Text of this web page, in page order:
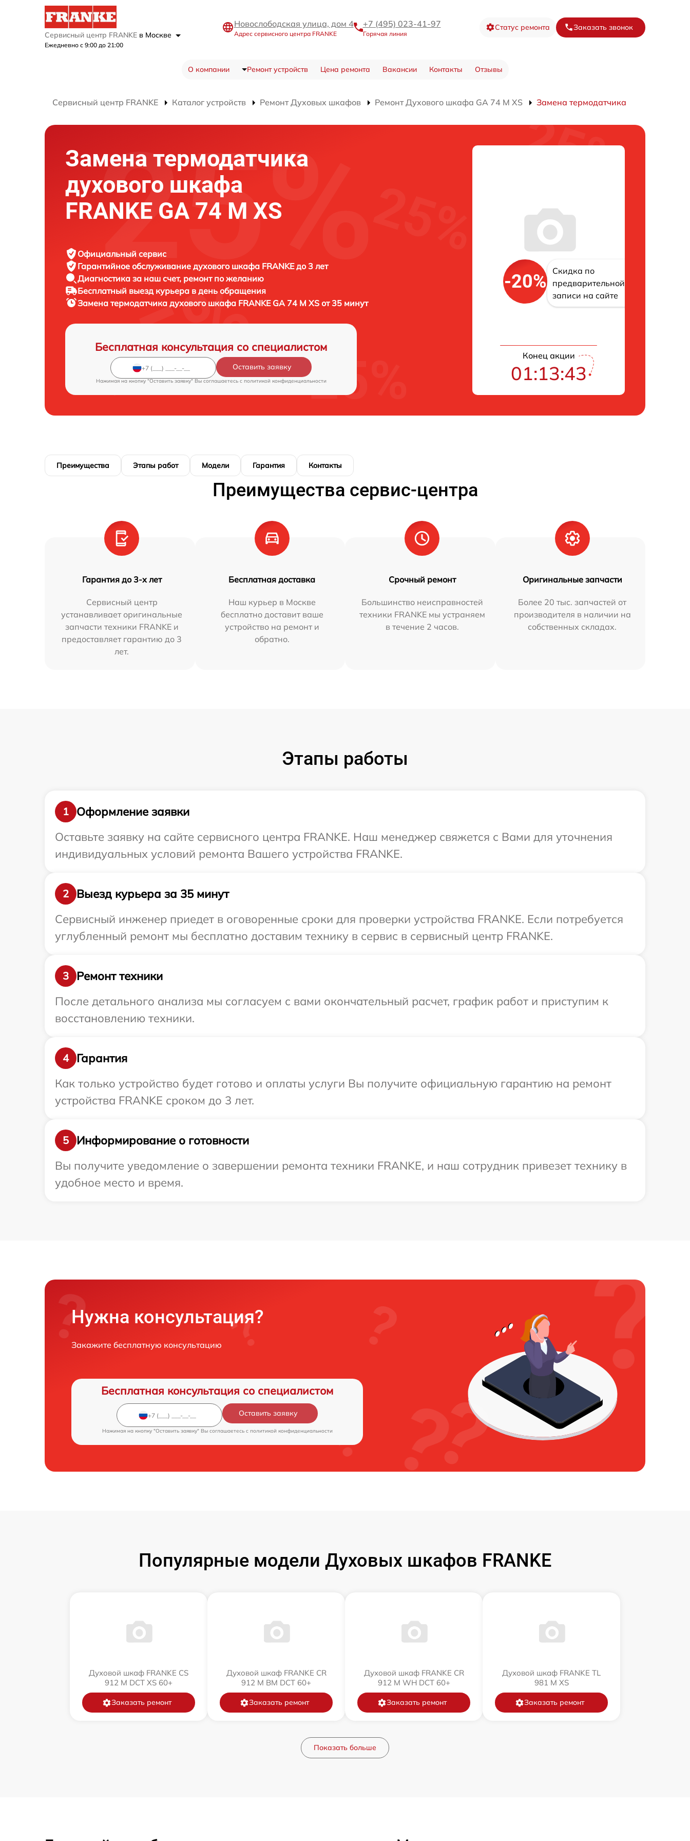
Сервисный центр FRANKE в Москве
Ежедневно с 9:00 до 21:00
Новослободская улица, дом 4
Адрес сервисного центра FRANKE
+7 (495) 023-41-97
Горячая линия
Статус ремонта Заказать звонок
О компании Ремонт устройств Цена ремонта Вакансии Контакты Отзывы
Сервисный центр FRANKE Каталог устройств Ремонт Духовых шкафов Ремонт Духового шкафа GA 74 M XS Замена термодатчика
Замена термодатчика
духового шкафа
FRANKE GA 74 M XS
Официальный сервис
Гарантийное обслуживание духового шкафа FRANKE до 3 лет
Диагностика за наш счет, ремонт по желанию
Бесплатный выезд курьера в день обращения
Замена термодатчика духового шкафа FRANKE GA 74 M XS от 35 минут
Бесплатная консультация со специалистом
Оставить заявку
Нажимая на кнопку "Оставить заявку" Вы соглашаетесь c политикой конфиденциальности
-20%
Скидка по
предварительной
записи на сайте
Конец акции
01:13:42
Преимущества Этапы работ Модели Гарантия Контакты
Преимущества сервис-центра
Гарантия до 3-х лет
Сервисный центр
устанавливает оригинальные
запчасти техники FRANKE и
предоставляет гарантию до 3
лет.
Бесплатная доставка
Наш курьер в Москве
бесплатно доставит ваше
устройство на ремонт и
обратно.
Срочный ремонт
Большинство неисправностей
техники FRANKE мы устраняем
в течение 2 часов.
Оригинальные запчасти
Более 20 тыс. запчастей от
производителя в наличии на
собственных складах.
Этапы работы
1
Оформление заявки
Оставьте заявку на сайте сервисного центра FRANKE. Наш менеджер свяжется с Вами для уточнения
индивидуальных условий ремонта Вашего устройства FRANKE.
2
Выезд курьера за 35 минут
Сервисный инженер приедет в оговоренные сроки для проверки устройства FRANKE. Если потребуется
углубленный ремонт мы бесплатно доставим технику в сервис в сервисный центр FRANKE.
3
Ремонт техники
После детального анализа мы согласуем с вами окончательный расчет, график работ и приступим к
восстановлению техники.
4
Гарантия
Как только устройство будет готово и оплаты услуги Вы получите официальную гарантию на ремонт
устройства FRANKE сроком до 3 лет.
5
Информирование о готовности
Вы получите уведомление о завершении ремонта техники FRANKE, и наш сотрудник привезет технику в
удобное место и время.
Нужна консультация?
Закажите бесплатную консультацию
Бесплатная консультация со специалистом
Оставить заявку
Нажимая на кнопку "Оставить заявку" Вы соглашаетесь c политикой конфиденциальности
Популярные модели Духовых шкафов FRANKE
Духовой шкаф FRANKE CS
912 M DCT XS 60+
Заказать ремонт
Духовой шкаф FRANKE CR
912 M BM DCT 60+
Заказать ремонт
Духовой шкаф FRANKE CR
912 M WH DCT 60+
Заказать ремонт
Духовой шкаф FRANKE TL
981 M XS
Заказать ремонт
Показать больше